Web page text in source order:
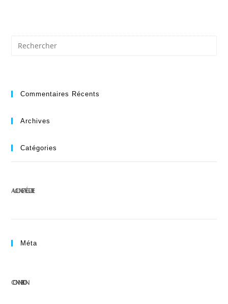
Commentaires Récents
Archives
Catégories
AUCUNE CATÉGORIE
Méta
CONNEXION